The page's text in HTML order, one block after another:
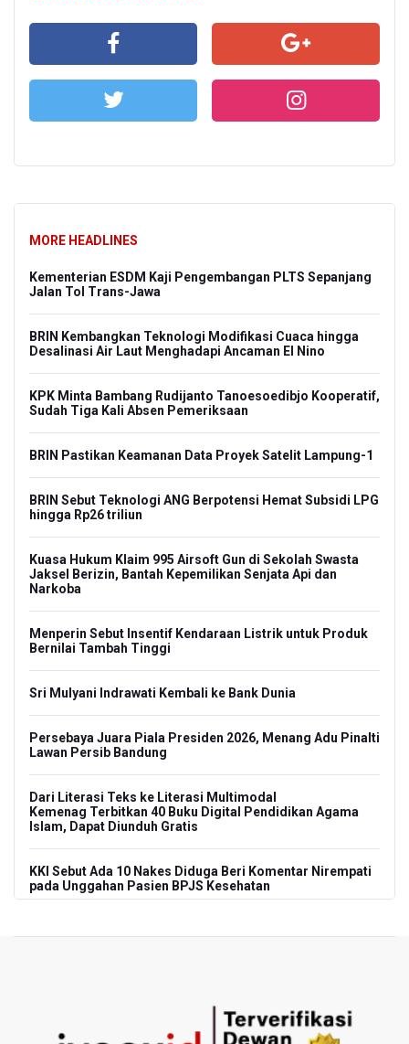
MORE HEADLINES
Kementerian ESDM Kaji Pengembangan PLTS Sepanjang
Jalan Tol Trans-Jawa
BRIN Kembangkan Teknologi Modifikasi Cuaca hingga
Desalinasi Air Laut Menghadapi Ancaman El Nino
KPK Minta Bambang Rudijanto Tanoesoedibjo Kooperatif,
Sudah Tiga Kali Absen Pemeriksaan
BRIN Pastikan Keamanan Data Proyek Satelit Lampung-1
BRIN Sebut Teknologi ANG Berpotensi Hemat Subsidi LPG
hingga Rp26 triliun
Kuasa Hukum Klaim 995 Airsoft Gun di Sekolah Swasta
Jaksel Berizin, Bantah Kepemilikan Senjata Api dan
Narkoba
Menperin Sebut Insentif Kendaraan Listrik untuk Produk
Bernilai Tambah Tinggi
Sri Mulyani Indrawati Kembali ke Bank Dunia
Persebaya Juara Piala Presiden 2026, Menang Adu Pinalti
Lawan Persib Bandung
Dari Literasi Teks ke Literasi Multimodal
Kemenag Terbitkan 40 Buku Digital Pendidikan Agama
Islam, Dapat Diunduh Gratis
KKI Sebut Ada 10 Nakes Diduga Beri Komentar Nirempati
pada Unggahan Pasien BPJS Kesehatan